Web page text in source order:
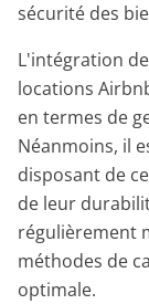
sécurité des
L'intégration
locations
en termes de
Néanmoins, il
disposant de
de leur
régulièrement
méthodes de
optimale.